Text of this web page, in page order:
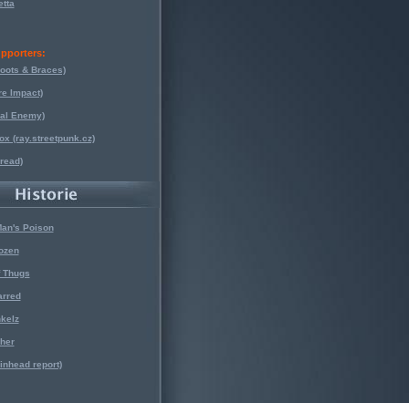
& Braces)
Impact)
Enemy)
(ray.streetpunk.cz)
Poison
Thugs
report)